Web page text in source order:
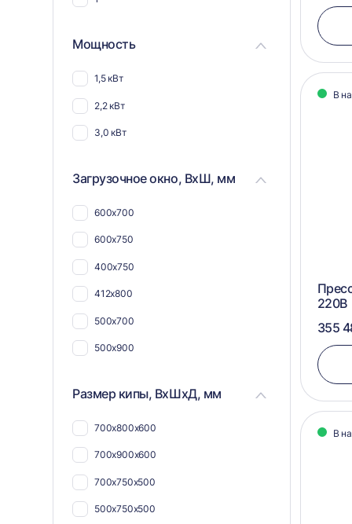
Для текстиля
Мощность
1,5 кВт
2,2 кВт
3,0 кВт
Загрузочное окно, ВхШ, мм
600х700
600х750
400х750
412х800
500х700
500х900
Размер кипы, ВхШхД, мм
700х800х600
700х900х600
700х750х500
500х750х500
В
220В
355
В